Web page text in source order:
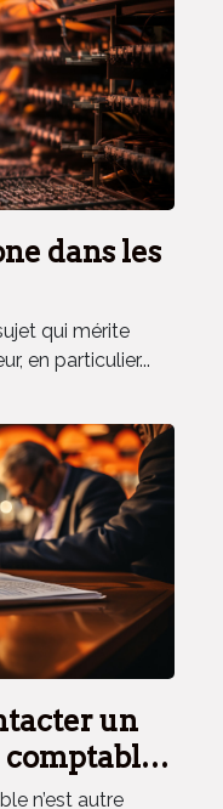
dans les
qui mérite
en particulier...
un
comptable
n’est autre